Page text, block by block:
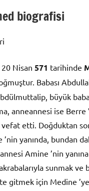
biografisi
, 20 Nisan 571 tarihinde
Babası
büyük
anneannesi ise Berre
vefat etti. Doğduktan
yanında, bundan
Amine ’nin yanına
sunmak ve
gitmek için Medine